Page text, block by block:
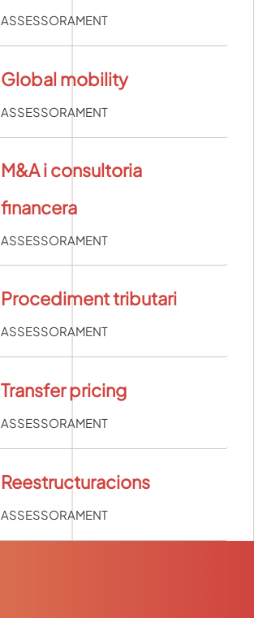
ASSESSORAMENT
Global mobility
ASSESSORAMENT
M&A i consultoria
financera
ASSESSORAMENT
Procediment tributari
ASSESSORAMENT
Transfer pricing
ASSESSORAMENT
Reestructuracions
ASSESSORAMENT